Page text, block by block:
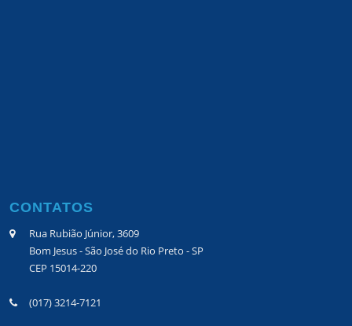
CONTATOS
Rua Rubião Júnior, 3609
Bom Jesus - São José do Rio Preto - SP
CEP 15014-220
(017) 3214-7121